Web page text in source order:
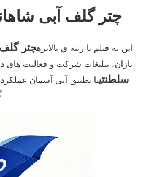
چتر گلف آبی
اين يه فيلم با رتبه ي بالاترهچتر گلف
بازان، تبلیغات شرکت و فعالیت های
سلطنتیبا تطبیق آبی آسمان